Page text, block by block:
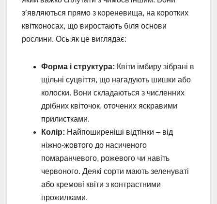
з’являються прямо з кореневища, на коротких
квітконосах, що виростають біля основи
рослини. Ось як це виглядає:
Форма і структура: Квіти імбиру зібрані в
щільні суцвіття, що нагадують шишки або
колоски. Вони складаються з численних
дрібних квіточок, оточених яскравими
прилистками.
Колір: Найпоширеніші відтінки – від
ніжно-жовтого до насиченого
помаранчевого, рожевого чи навіть
червоного. Деякі сорти мають зеленуваті
або кремові квіти з контрастними
прожилками.